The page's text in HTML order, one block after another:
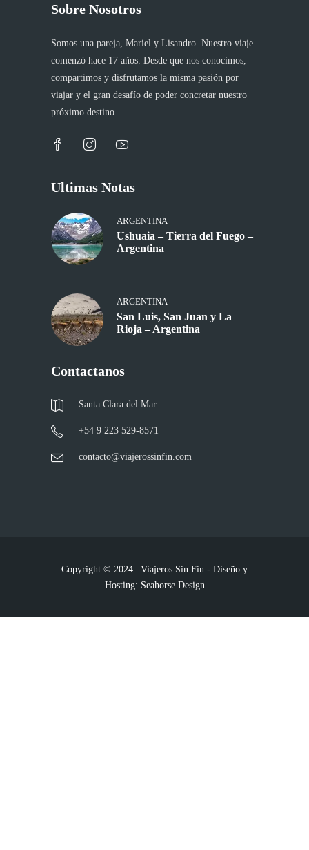
Sobre Nosotros
Somos una pareja, Mariel y Lisandro. Nuestro viaje
comenzó hace 17 años. Desde que nos conocimos,
compartimos y disfrutamos la misma pasión por
viajar y el gran desafío de poder concretar nuestro
próximo destino.
Ultimas Notas
ARGENTINA
Ushuaia – Tierra del Fuego –
Argentina
ARGENTINA
San Luis, San Juan y La
Rioja – Argentina
Contactanos
Santa Clara del Mar
+54 9 223 529-8571
contacto@viajerossinfin.com
Copyright © 2024 | Viajeros Sin Fin - Diseño y
Hosting: Seahorse Design